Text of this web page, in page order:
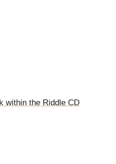
within the Riddle CD